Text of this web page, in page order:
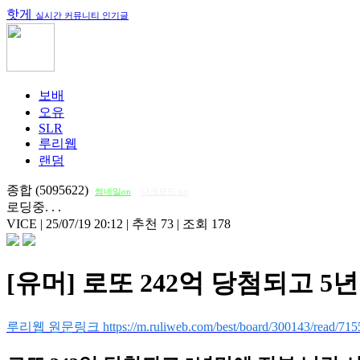
핫게 실시간 커뮤니티 인기글
보배
오유
SLR
루리웹
랜덤
종합 (5095622) 썸네일on
로딩중. . .
VICE | 25/07/19 20:12 | 추천 73 | 조회 178
[유머] 로또 242억 당첨되고 5
루리웹 원문링크 https://m.ruliweb.com/best/board/300143/read/